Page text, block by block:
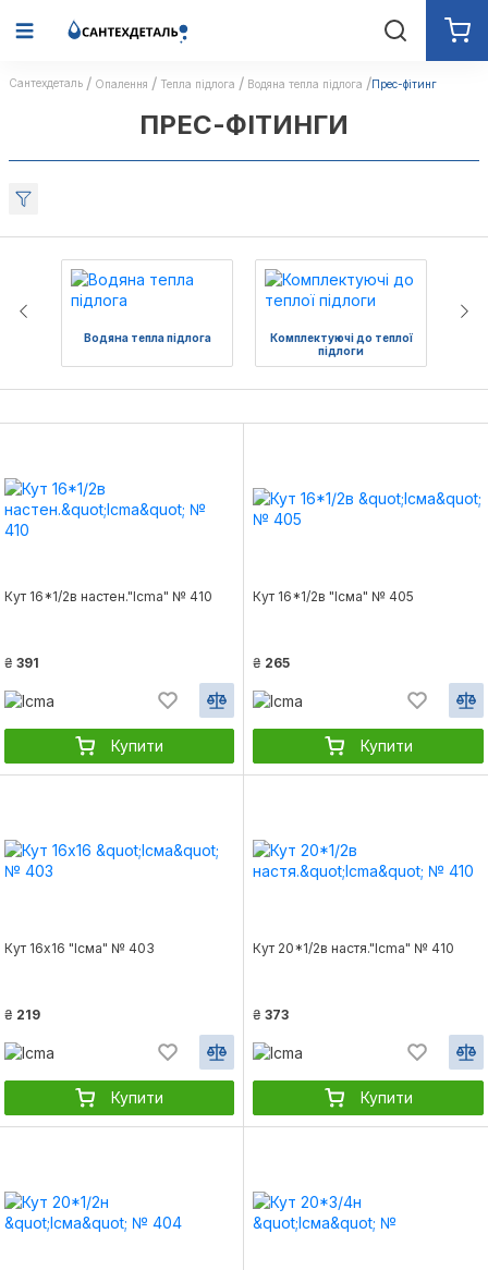
Сантехдеталь Опалення Тепла підлога Водяна тепла підлога Прес-фітинг
ПРЕС-ФІТИНГИ
Водяна тепла підлога
Комплектуючі до теплої
підлоги
Кут 16*1/2в настен."Icma" № 410
₴ 391
Купити
Кут 16*1/2в "Ісма" № 405
₴ 265
Купити
Кут 16х16 "Ісма" № 403
₴ 219
Купити
Кут 20*1/2в настя."Icma" № 410
₴ 373
Купити